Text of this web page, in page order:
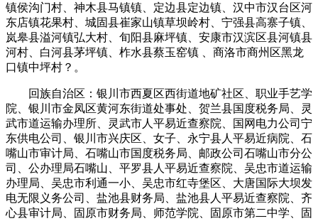
镇侯沟门村、神木县马镇镇、定边县定边镇、汉中市汉台区河
东店镇花果村、城固县崔家山镇草坝岭村、宁强县高寨子镇、
岚皋县溢河镇弘大村、旬阳县麻坪镇、安康市汉滨区县河镇县
河村、白河县茅坪镇、柞水县蔡玉窑镇 、商洛市商州区黑龙
口镇中坪村？。
回族自治区：银川市西夏区西街道地矿社区、职业手艺学
院、银川市金凤区黄河东街道处事处、贺兰县国度税务局、灵
武市道运输办理所、灵武市人平易近查察院、国网电力公司宁
东供电公司、银川市兴庆区、女子、永宁县人平易近病院、石
嘴山市审计局、石嘴山市国度税务局、邮政公司石嘴山市分公
司、公办理局石嘴山、平罗县人平易近查察院、吴忠市道运输
办理局、吴忠市利通一小、吴忠市红寺堡区、大唐国际大坝发
电无限义务公司、盐池县财务局、盐池县人平易近查察院、齐
心县审计局、固原市财务局、师范学院、固原市第二中学、固